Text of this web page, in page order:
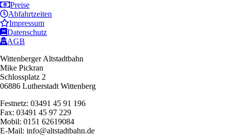
Preise
Abfahrtzeiten
Impressum
Datenschutz
AGB
Wittenberger Altstadtbahn
Mike Pickran
Schlossplatz 2
06886 Lutherstadt Wittenberg
Festnetz: 03491 45 91 196
Fax: 03491 45 97 229
Mobil: 0151 62619084
E-Mail: info@altstadtbahn.de